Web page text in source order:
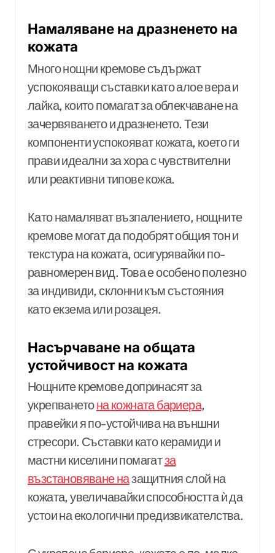
Намаляване на дразненето на
кожата
Много нощни кремове съдържат
успокояващи съставки като алое вера и
лайка, които помагат за облекчаване на
зачервяването и дразненето. Тези
компоненти успокояват кожата, което ги
прави идеални за хора с чувствителни
или реактивни типове кожа.
Като намаляват възпалението, нощните
кремове могат да подобрят общия тон и
текстура на кожата, осигурявайки по-
равномерен вид. Това е особено полезно
за индивиди, склонни към състояния
като екзема или розацея.
Насърчаване на общата
устойчивост на кожата
Нощните кремове допринасят за
укрепванетона кожната бариера,
правейки я по-устойчива на външни
стресори. Съставки като керамиди и
мастни киселини помагатза
възстановяване назащитния слой на
кожата, увеличавайки способността ѝ да
устои на екологични предизвикателства.